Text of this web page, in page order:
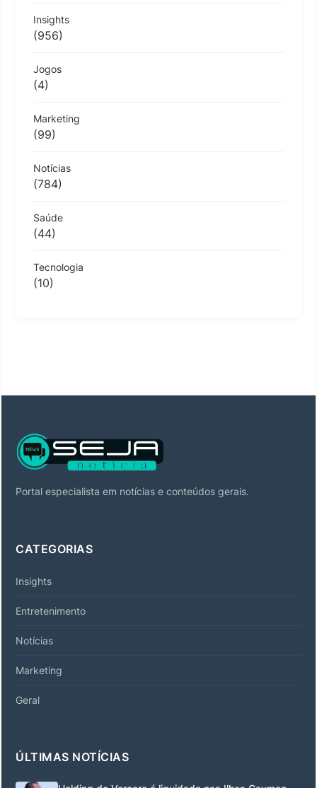
Insights
(956)
Jogos
(4)
Marketing
(99)
Notícias
(784)
Saúde
(44)
Tecnologia
(10)
Portal especialista em notícias e conteúdos gerais.
CATEGORIAS
Insights
Entretenimento
Notícias
Marketing
Geral
ÚLTIMAS NOTÍCIAS